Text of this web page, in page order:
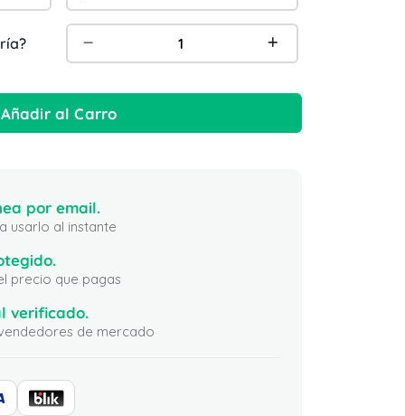
Añadir al Carro
por email.
usarlo al instante
precio que pagas
verificado.
de mercado